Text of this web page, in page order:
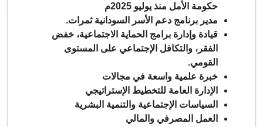
حكومة الأمل منذ يوليو 2025م
مدير برنامج دعم الأسر السودانية ثمرات.
قيادة وإدارة برامج الحماية الاجتماعية، خفض
الفقر، والتكافل الإجتماعي على المستوى
القومي.
خبرة علمية واسعة في مجالات
الإدارة العامة للتخطيط الإستراتيجي
السياسات الإجتماعية والتنمية البشرية
العمل المصرفي والمالي